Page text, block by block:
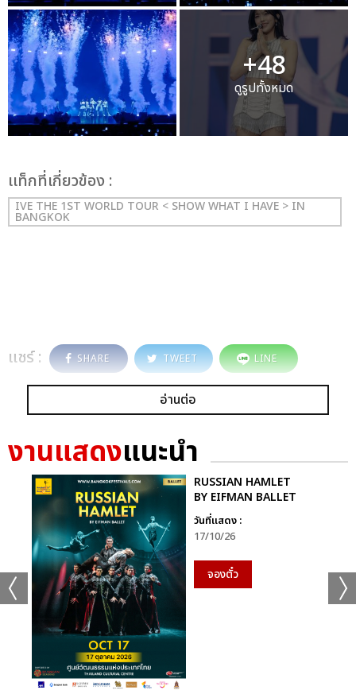
+48
ดูรูปทั้งหมด
เเท็กที่เกี่ยวข้อง :
IVE THE 1ST WORLD TOUR < SHOW WHAT I HAVE > IN
BANGKOK
แชร์ : SHARE TWEET LINE
อ่านต่อ
งานแสดงแนะนำ
RUSSIAN HAMLET
BY EIFMAN BALLET
วันที่แสดง :
17/10/26
จองตั๋ว